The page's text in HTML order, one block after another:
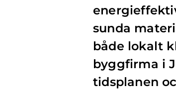
sunda
både lokalt
byggfirma i
tidsplanen